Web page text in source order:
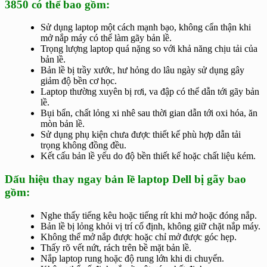
3850 có thể bao gồm:
Sử dụng laptop một cách mạnh bạo, không cẩn thận khi
mở nắp máy có thể làm gãy bản lề.
Trọng lượng laptop quá nặng so với khả năng chịu tải của
bản lề.
Bản lề bị trầy xước, hư hỏng do lâu ngày sử dụng gây
giảm độ bền cơ học.
Laptop thường xuyên bị rơi, va đập có thể dẫn tới gãy bản
lề.
Bụi bẩn, chất lỏng xi nhê sau thời gian dẫn tới oxi hóa, ăn
mòn bản lề.
Sử dụng phụ kiện chưa được thiết kế phù hợp dẫn tải
trọng không đồng đều.
Kết cấu bản lề yếu do độ bền thiết kế hoặc chất liệu kém.
Dấu hiệu thay ngay bản lề laptop Dell bị gãy bao
gồm:
Nghe thấy tiếng kêu hoặc tiếng rít khi mở hoặc đóng nắp.
Bản lề bị lỏng khỏi vị trí cố định, không giữ chặt nắp máy.
Không thể mở nắp được hoặc chỉ mở được góc hẹp.
Thấy rõ vết nứt, rách trên bề mặt bản lề.
Nắp laptop rung hoặc độ rung lớn khi di chuyển.